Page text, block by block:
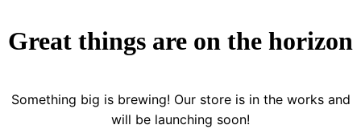
Great things are on the horizon
Something big is brewing! Our store is in the works and
will be launching soon!